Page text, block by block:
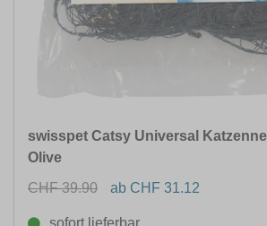
swisspet Catsy Universal
Olive
CHF 39.90
ab CHF 31.12
sofort lieferbar